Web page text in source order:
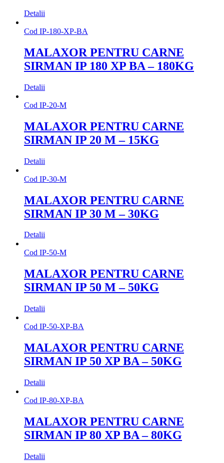
Detalii
Cod IP-180-XP-BA
MALAXOR PENTRU CARNE
SIRMAN IP 180 XP BA – 180KG
Detalii
Cod IP-20-M
MALAXOR PENTRU CARNE
SIRMAN IP 20 M – 15KG
Detalii
Cod IP-30-M
MALAXOR PENTRU CARNE
SIRMAN IP 30 M – 30KG
Detalii
Cod IP-50-M
MALAXOR PENTRU CARNE
SIRMAN IP 50 M – 50KG
Detalii
Cod IP-50-XP-BA
MALAXOR PENTRU CARNE
SIRMAN IP 50 XP BA – 50KG
Detalii
Cod IP-80-XP-BA
MALAXOR PENTRU CARNE
SIRMAN IP 80 XP BA – 80KG
Detalii